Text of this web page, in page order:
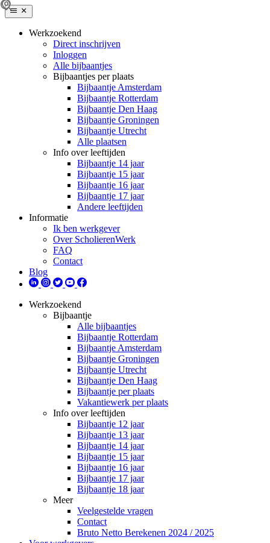
Werkzoekend
Direct inschrijven
Inloggen
Alle bijbaantjes
Bijbaantjes per plaats
Bijbaantje Amsterdam
Bijbaantje Rotterdam
Bijbaantje Den Haag
Bijbaantje Groningen
Bijbaantje Utrecht
Alle plaatsen
Info over leeftijden
Bijbaantje 14 jaar
Bijbaantje 15 jaar
Bijbaantje 16 jaar
Bijbaantje 17 jaar
Andere leeftijden
Informatie
Ik ben werkgever
Over ScholierenWerk
FAQ
Contact
Blog
Werkzoekend
Bijbaantje
Alle bijbaantjes
Bijbaantje Rotterdam
Bijbaantje Amsterdam
Bijbaantje Groningen
Bijbaantje Utrecht
Bijbaantje Den Haag
Bijbaantje per plaats
Vakantiewerk per plaats
Info over leeftijden
Bijbaantje 12 jaar
Bijbaantje 13 jaar
Bijbaantje 14 jaar
Bijbaantje 15 jaar
Bijbaantje 16 jaar
Bijbaantje 17 jaar
Bijbaantje 18 jaar
Meer
Veelgestelde vragen
Contact
Bruto Netto Berekenen 2024 / 2025